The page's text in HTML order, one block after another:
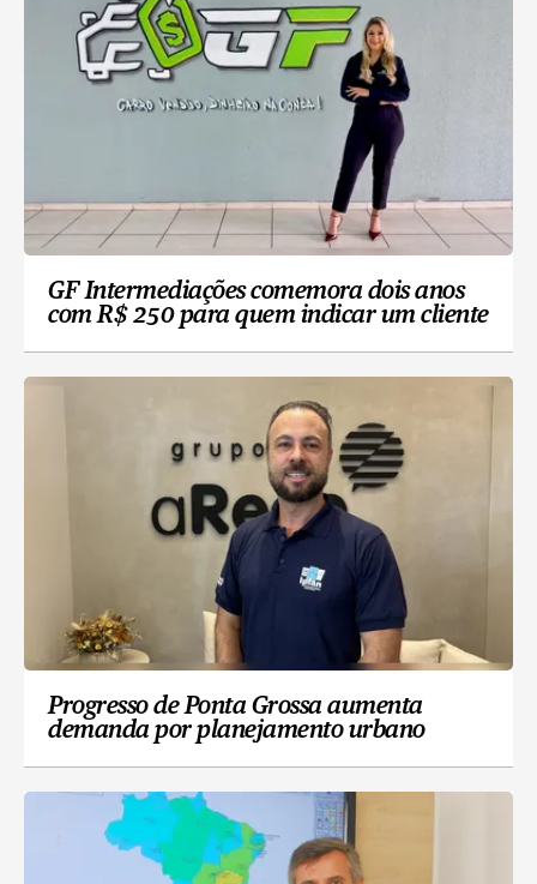
GF Intermediações comemora dois anos
com R$ 250 para quem indicar um cliente
Progresso de Ponta Grossa aumenta
demanda por planejamento urbano